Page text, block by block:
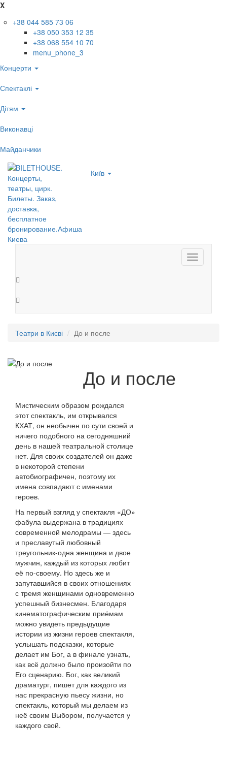
X
+38 044 585 73 06
+38 050 353 12 35
+38 068 554 10 70
menu_phone_3
Концерти
Спектаклі
Дітям
Виконавці
Майданчики
Київ
Toggle
navigation
Театри в Києві До и после
До и после
Мистическим образом рождался
этот спектакль, им открывался
КХАТ, он необычен по сути своей и
ничего подобного на сегодняшний
день в нашей театральной столице
нет. Для своих создателей он даже
в некоторой степени
автобиографичен, поэтому их
имена совпадают с именами
героев.
На первый взгляд у спектакля «ДО»
фабула выдержана в традициях
современной мелодрамы — здесь
и преславутый любовный
треугольник-одна женщина и двое
мужчин, каждый из которых любит
её по-своему. Но здесь же и
запутавшийся в своих отношениях
с тремя женщинами одновременно
успешный бизнесмен. Благодаря
кинематографическим приёмам
можно увидеть предыдущие
истории из жизни героев спектакля,
услышать подсказки, которые
делает им Бог, а в финале узнать,
как всё должно было произойти по
Его сценарию. Бог, как великий
драматург, пишет для каждого из
нас прекрасную пьесу жизни, но
спектакль, который мы делаем из
неё своим Выбором, получается у
каждого свой.